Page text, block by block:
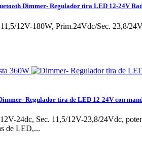
Dimmer- Regulador tira LED 12-24V
12V-180W, Prim.24Vdc/Sec. 23,8/
Regulador tira de LED 12-24V con
24dc, Sec. 11,5/12V-23,8/24Vdc,
de LED,...